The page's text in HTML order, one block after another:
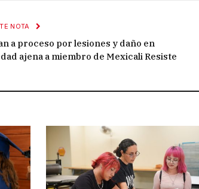
NOTA
a proceso por lesiones y daño en
ajena a miembro de Mexicali Resiste